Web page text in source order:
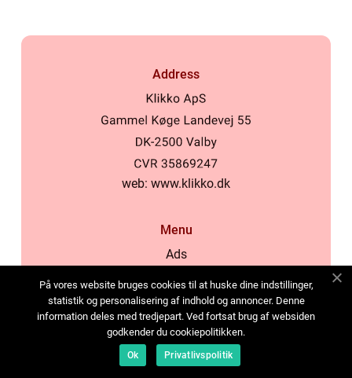
Address
web: www.klikko.dk
Menu
Ads
Cookies
Contact
Sitemap
På vores website bruges cookies til at huske dine indstillinger,
statistik og personalisering af indhold og annoncer. Denne
information deles med tredjepart. Ved fortsat brug af websiden
godkender du cookiepolitikken.
Ok Privatlivspolitik